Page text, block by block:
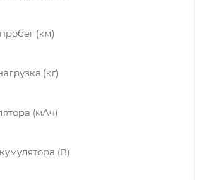
(км)
(кг)
(мАч)
(В)